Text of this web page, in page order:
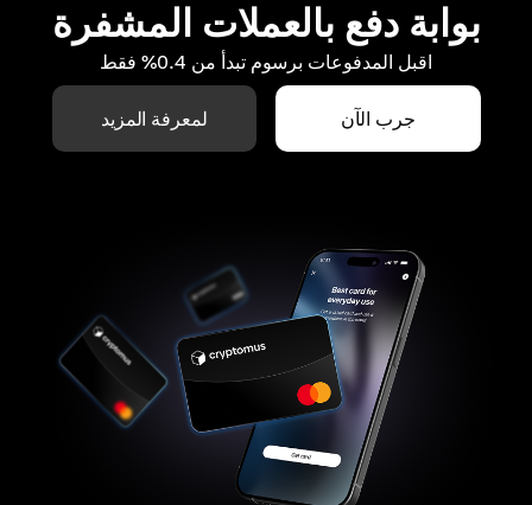
بوابة دفع بالعملات المشفرة
اقبل المدفوعات برسوم تبدأ من 0.4% فقط
جرب الآن لمعرفة المزيد